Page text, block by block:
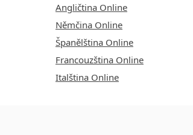
Angličtina Online
Němčina Online
Španělština Online
Francouzština Online
Italština Online